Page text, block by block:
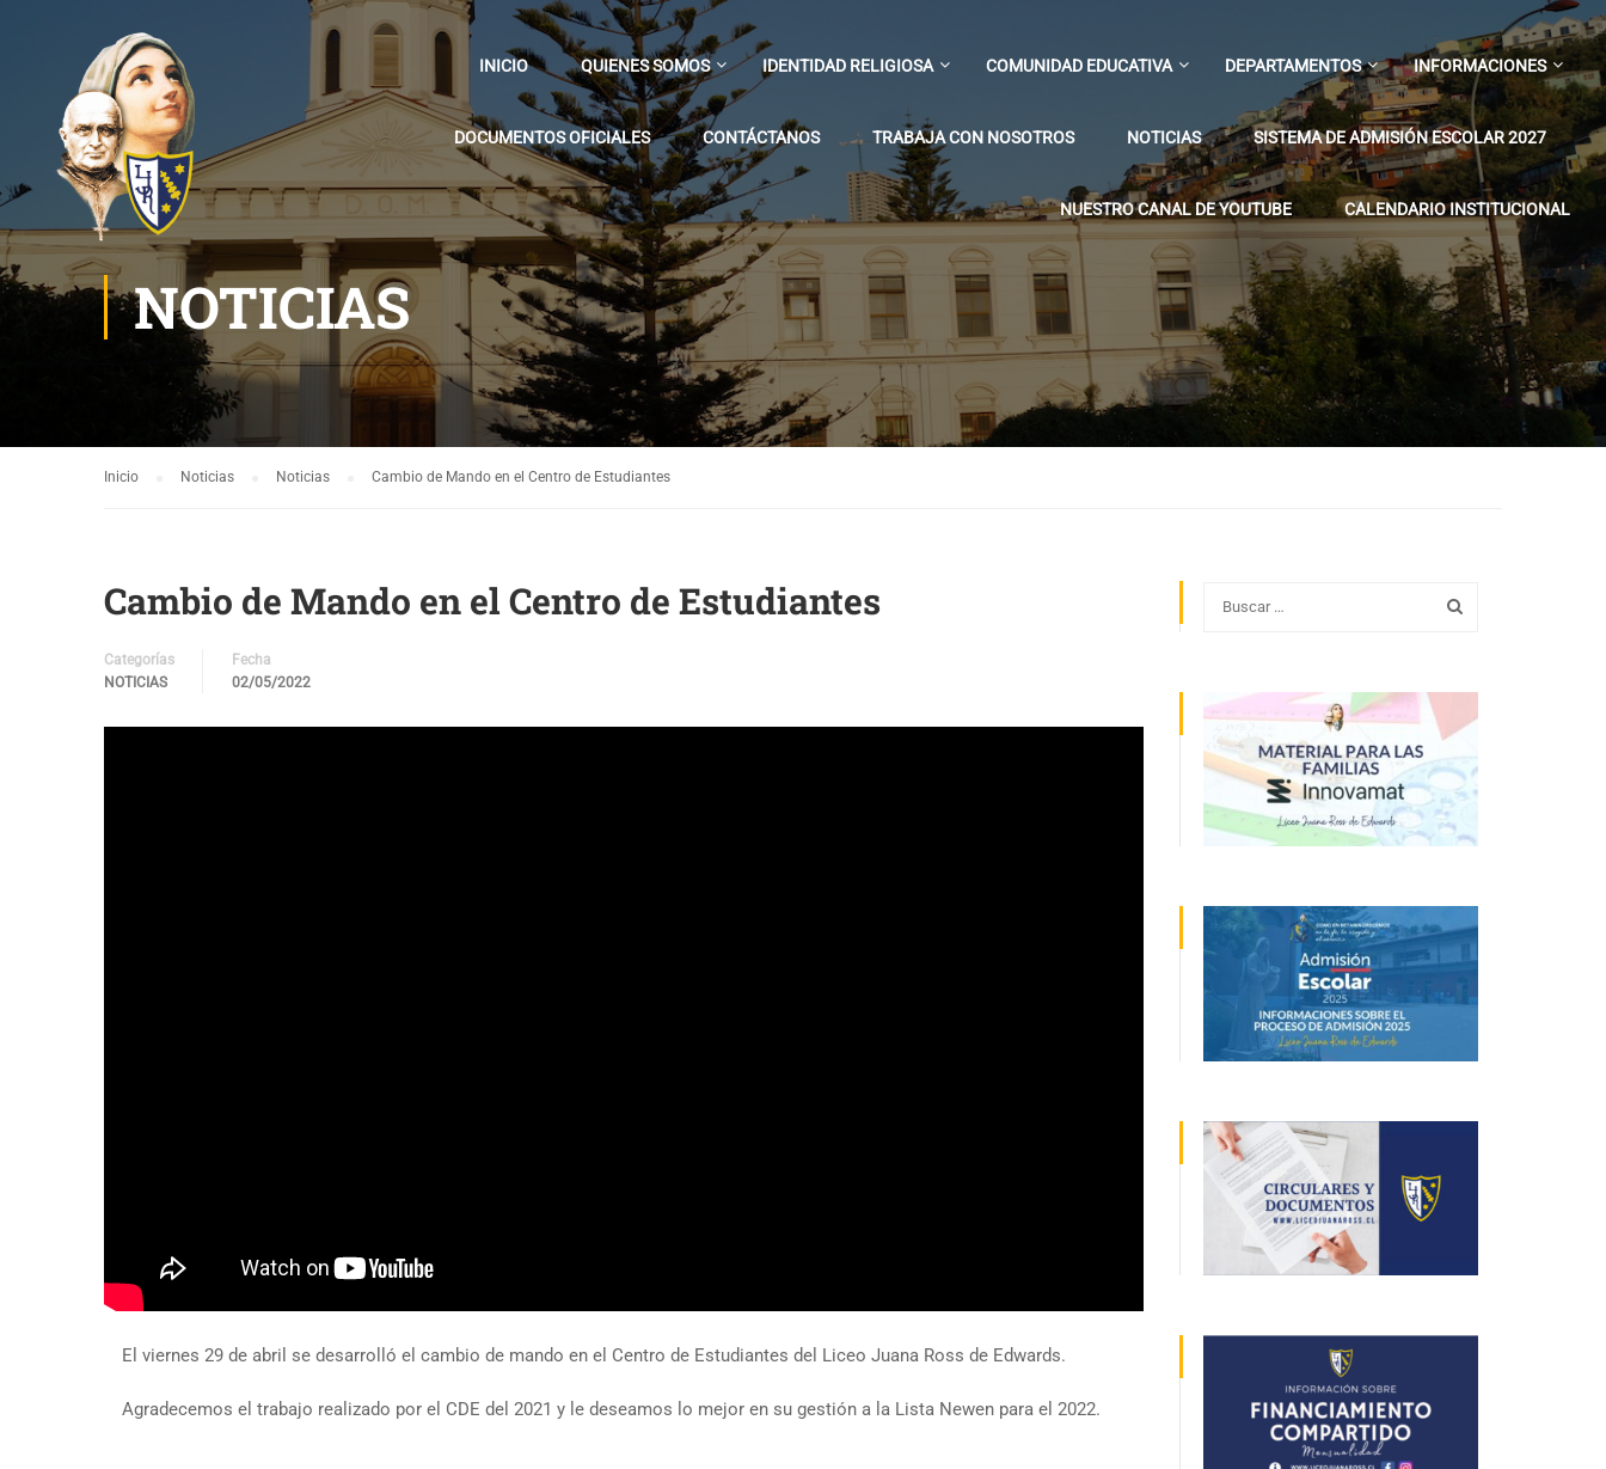
INICIO QUIENES SOMOS IDENTIDAD RELIGIOSA COMUNIDAD EDUCATIVA DEPARTAMENTOS INFORMACIONES
DOCUMENTOS OFICIALES CONTÁCTANOS TRABAJA CON NOSOTROS NOTICIAS SISTEMA DE ADMISIÓN ESCOLAR 2027
NUESTRO CANAL DE YOUTUBE CALENDARIO INSTITUCIONAL
NOTICIAS
Inicio Noticias Noticias Cambio de Mando en el Centro de Estudiantes
Cambio de Mando en el Centro de Estudiantes
Categorías
NOTICIAS
Fecha
02/05/2022
El viernes 29 de abril se desarrolló el cambio de mando en el Centro de Estudiantes del Liceo Juana Ross de Edwards.
Agradecemos el trabajo realizado por el CDE del 2021 y le deseamos lo mejor en su gestión a la Lista Newen para el 2022.